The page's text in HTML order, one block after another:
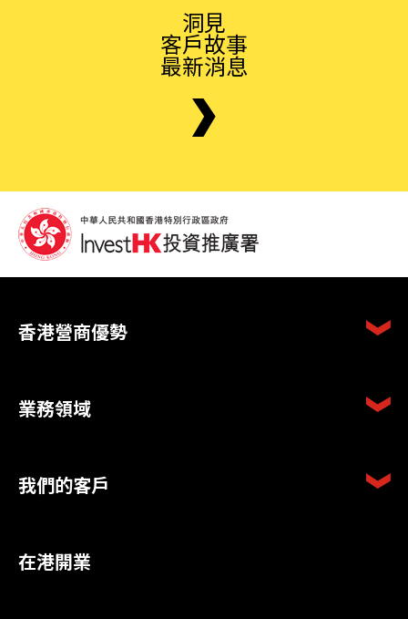
洞見
客戶故事
最新消息
香港營商優勢
業務領域
我們的客戶
在港開業